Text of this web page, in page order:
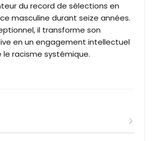
du record de sélections en
masculine durant seize années.
il transforme son
en un engagement intellectuel
racisme systémique.